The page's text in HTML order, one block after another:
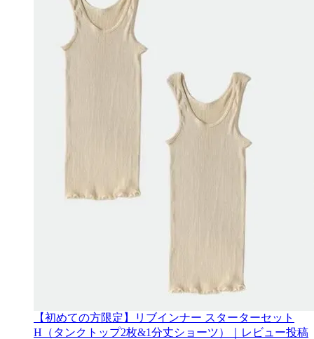
【初めての方限定】リブインナー スターターセット
H（タンクトップ2枚&1分丈ショーツ）｜レビュー投稿